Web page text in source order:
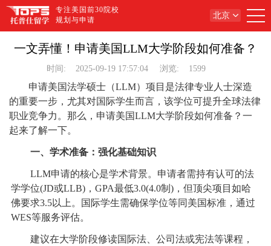
专注美国前30院校
规划与申请
北京
一文弄懂！申请美国LLM大学阶段如何准备？
时间: 2025-09-19 17:57:04 浏览: 1599
申请美国法学硕士（LLM）项目是法律专业人士深造
的重要一步，尤其对国际学生而言，该学位可提升全球法律
职业竞争力。那么，申请美国LLM大学阶段如何准备？一
起来了解一下。
一、学术准备：强化基础知识
LLM申请的核心是学术背景。申请者需持有认可的法
学学位(JD或LLB)，GPA最低3.0(4.0制)，但顶尖项目如哈
佛要求3.5以上。国际学生需确保学位等同美国标准，通过
WES等服务评估。
建议在大学阶段修读国际法、公司法或宪法等课程，